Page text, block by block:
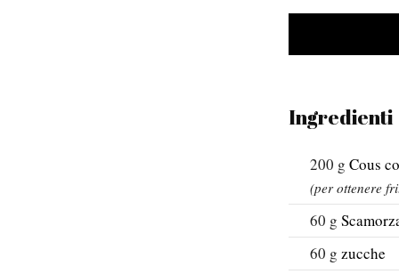
Ingredienti
200 g Cous
(per ottenere
60 g
60 g zucche